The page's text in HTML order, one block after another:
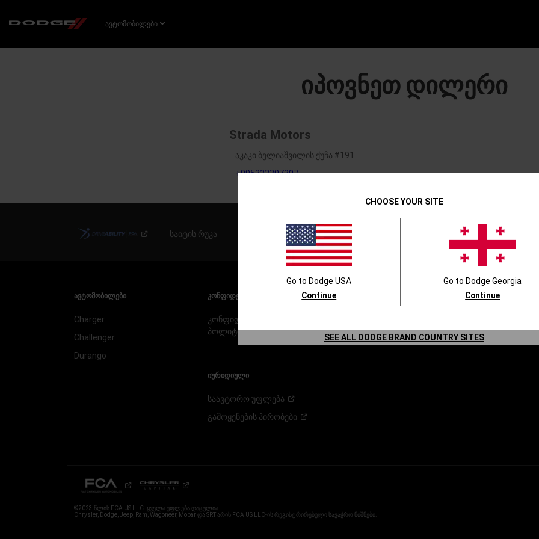
CHOOSE YOUR SITE
Go to Dodge USA
Continue
Go to Dodge Georgia
Continue
SEE ALL DODGE BRAND COUNTRY SITES
MAIN
CONTENT
ᲐᲕᲢᲝᲛᲝᲑᲘᲚᲔᲑᲘ
იპოვნეთ დილერი
Strada Motors
აკაკი ბელიაშვილის ქუჩა #191
+995322307307
საიტის რუკა იპოვე შენიქვეყანა
ᲐᲕᲢᲝᲛᲝᲑᲘᲚᲔᲑᲘ
Charger
Challenger
Durango
ᲙᲝᲜᲤᲘᲓᲔᲜᲪᲘᲐᲚᲣᲠᲝᲑᲘᲡ ᲪᲔᲜᲢᲠᲘ
კონფიდენციალურობის
პოლიტიკა
ᲘᲣᲠᲘᲓᲘᲣᲚᲘ
საავტორო უფლება
გამოყენების პირობები
©2023 წლის FCA US LLC. ყველა უფლება დაცულია.
Chrysler, Dodge, Jeep, Ram, Wagoneer, Mopar და SRT არის FCA US LLC-ის რეგისტრირებული სავაჭრო ნიშნები.